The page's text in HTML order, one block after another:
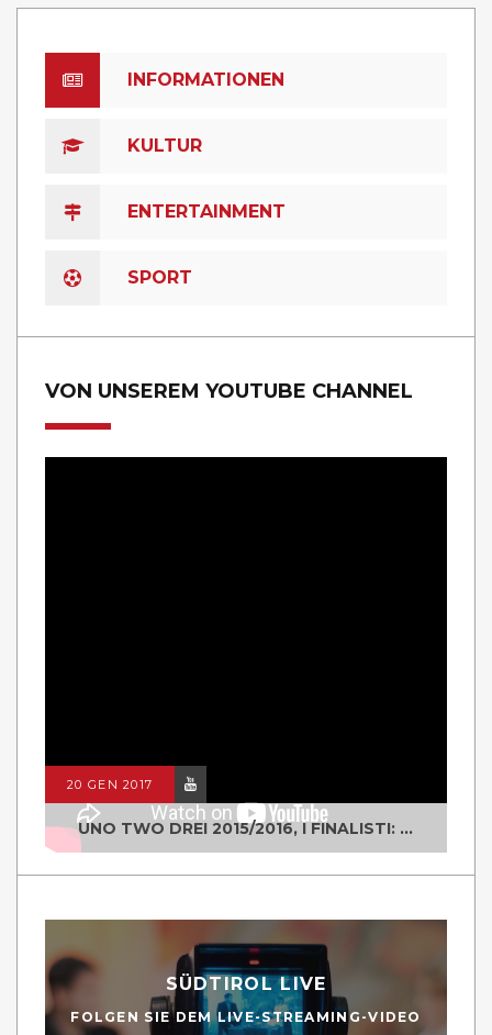
INFORMATIONEN
KULTUR
ENTERTAINMENT
SPORT
VON UNSEREM YOUTUBE CHANNEL
20 GEN 2017
UNO TWO DREI 2015/2016, I FINALISTI: CLASSE IV ALS ISTITUTO "DEGASPERI" BORGO VALSUGANA
SÜDTIROL LIVE
FOLGEN SIE DEM LIVE-STREAMING-VIDEO